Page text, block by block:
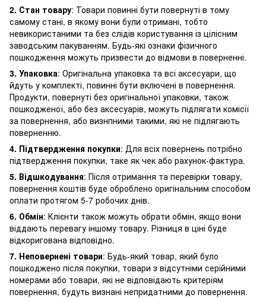
2. Стан товару: Товари повинні бути повернуті в тому
самому стані, в якому вони були отримані, тобто
невикористаними та без слідів користування із цілісним
заводським пакуванням. Будь-які ознаки фізичного
пошкодження можуть призвести до відмови в поверненні.
3. Упаковка: Оригінальна упаковка та всі аксесуари, що
йдуть у комплекті, повинні бути включені в повернення.
Продукти, повернуті без оригінальної упаковки, також
пошкодженої, або без аксесуарів, можуть підлягати комісії
за повернення, або визнпними такими, які не підлягають
поверненню.
4. Підтвердження покупки: Для всіх повернень потрібно
підтвердження покупки, таке як чек або рахунок-фактура.
5. Відшкодування: Після отримання та перевірки товару,
повернення коштів буде оброблено оригінальним способом
оплати протягом 5-7 робочих днів.
6. Обмін: Клієнти також можуть обрати обмін, якщо вони
віддають перевагу іншому товару. Різниця в ціні буде
відкоригована відповідно.
7. Неповернені товари: Будь-який товар, який було
пошкоджено після покупки, товари з відсутніми серійними
номерами або товари, які не відповідають критеріям
повернення, будуть визнані непридатними до повернення.